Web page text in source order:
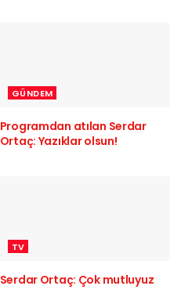
GÜNDEM
Programdan atılan Serdar
Ortaç: Yazıklar olsun!
TV
Serdar Ortaç: Çok mutluyuz